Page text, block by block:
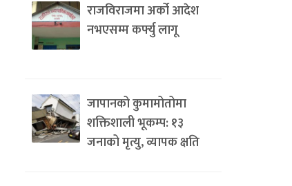
राजविराजमा अर्को आदेश
नभएसम्म कर्फ्यु लागू
जापानको कुमामोतोमा
शक्तिशाली भूकम्प: १३
जनाको मृत्यु, व्यापक क्षति